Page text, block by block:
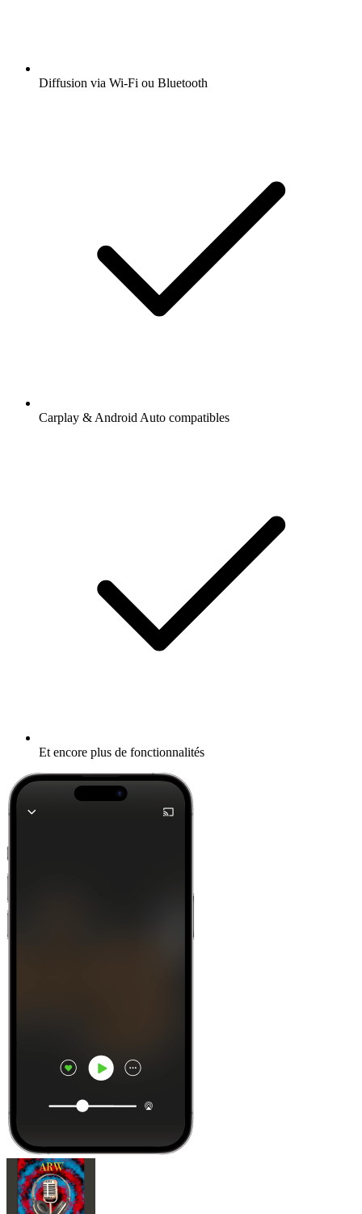
Diffusion via Wi-Fi ou Bluetooth
Carplay & Android Auto compatibles
Et encore plus de fonctionnalités